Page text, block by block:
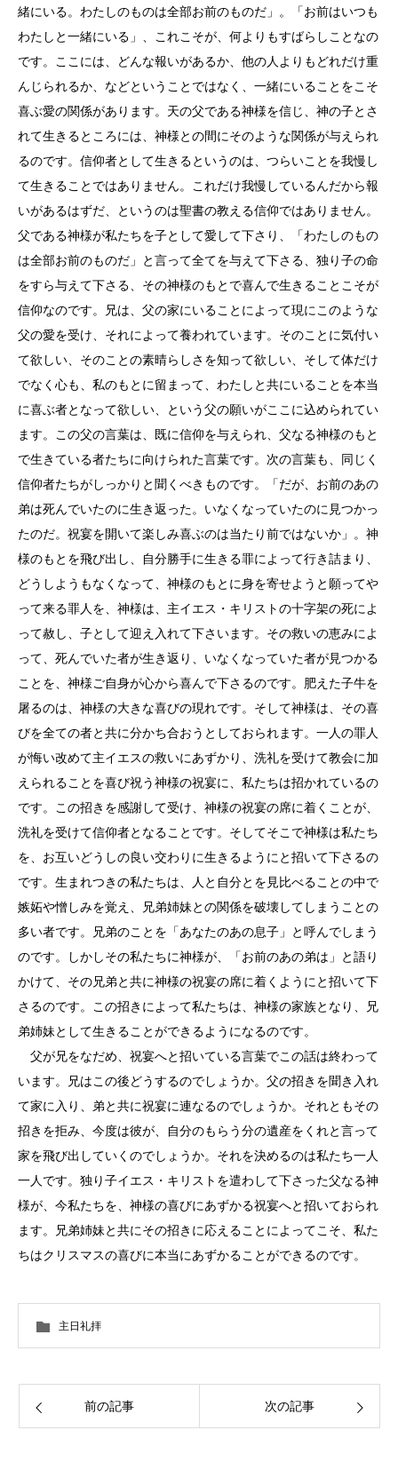
緒にいる。わたしのものは全部お前のものだ」。「お前はいつも
わたしと一緒にいる」、これこそが、何よりもすばらしことなの
です。ここには、どんな報いがあるか、他の人よりもどれだけ重
んじられるか、などということではなく、一緒にいることをこそ
喜ぶ愛の関係があります。天の父である神様を信じ、神の子とさ
れて生きるところには、神様との間にそのような関係が与えられ
るのです。信仰者として生きるというのは、つらいことを我慢し
て生きることではありません。これだけ我慢しているんだから報
いがあるはずだ、というのは聖書の教える信仰ではありません。
父である神様が私たちを子として愛して下さり、「わたしのもの
は全部お前のものだ」と言って全てを与えて下さる、独り子の命
をすら与えて下さる、その神様のもとで喜んで生きることこそが
信仰なのです。兄は、父の家にいることによって現にこのような
父の愛を受け、それによって養われています。そのことに気付い
て欲しい、そのことの素晴らしさを知って欲しい、そして体だけ
でなく心も、私のもとに留まって、わたしと共にいることを本当
に喜ぶ者となって欲しい、という父の願いがここに込められてい
ます。この父の言葉は、既に信仰を与えられ、父なる神様のもと
で生きている者たちに向けられた言葉です。次の言葉も、同じく
信仰者たちがしっかりと聞くべきものです。「だが、お前のあの
弟は死んでいたのに生き返った。いなくなっていたのに見つかっ
たのだ。祝宴を開いて楽しみ喜ぶのは当たり前ではないか」。神
様のもとを飛び出し、自分勝手に生きる罪によって行き詰まり、
どうしようもなくなって、神様のもとに身を寄せようと願ってや
って来る罪人を、神様は、主イエス・キリストの十字架の死によ
って赦し、子として迎え入れて下さいます。その救いの恵みによ
って、死んでいた者が生き返り、いなくなっていた者が見つかる
ことを、神様ご自身が心から喜んで下さるのです。肥えた子牛を
屠るのは、神様の大きな喜びの現れです。そして神様は、その喜
びを全ての者と共に分かち合おうとしておられます。一人の罪人
が悔い改めて主イエスの救いにあずかり、洗礼を受けて教会に加
えられることを喜び祝う神様の祝宴に、私たちは招かれているの
です。この招きを感謝して受け、神様の祝宴の席に着くことが、
洗礼を受けて信仰者となることです。そしてそこで神様は私たち
を、お互いどうしの良い交わりに生きるようにと招いて下さるの
です。生まれつきの私たちは、人と自分とを見比べることの中で
嫉妬や憎しみを覚え、兄弟姉妹との関係を破壊してしまうことの
多い者です。兄弟のことを「あなたのあの息子」と呼んでしまう
のです。しかしその私たちに神様が、「お前のあの弟は」と語り
かけて、その兄弟と共に神様の祝宴の席に着くようにと招いて下
さるのです。この招きによって私たちは、神様の家族となり、兄
弟姉妹として生きることができるようになるのです。
父が兄をなだめ、祝宴へと招いている言葉でこの話は終わって
います。兄はこの後どうするのでしょうか。父の招きを聞き入れ
て家に入り、弟と共に祝宴に連なるのでしょうか。それともその
招きを拒み、今度は彼が、自分のもらう分の遺産をくれと言って
家を飛び出していくのでしょうか。それを決めるのは私たち一人
一人です。独り子イエス・キリストを遣わして下さった父なる神
様が、今私たちを、神様の喜びにあずかる祝宴へと招いておられ
ます。兄弟姉妹と共にその招きに応えることによってこそ、私た
ちはクリスマスの喜びに本当にあずかることができるのです。
主日礼拝
前の記事 次の記事